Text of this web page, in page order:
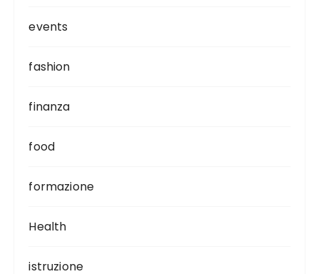
events
fashion
finanza
food
formazione
Health
istruzione